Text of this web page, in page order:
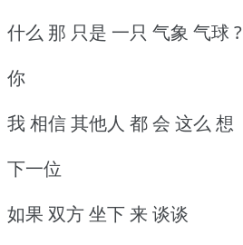
什么 那 只是 一只 气象 气球 ?
你
我 相信 其他人 都 会 这么 想
下一位
如果 双方 坐下 来 谈谈